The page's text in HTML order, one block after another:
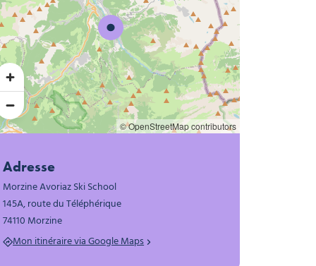
© OpenStreetMap contributors
Adresse
Morzine Avoriaz Ski School
145A, route du Téléphérique
74110 Morzine
Mon itinéraire via Google Maps